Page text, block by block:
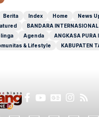
Berita Index Home News
BANDARA
Agenda ANGKASA PURA
& Lifestyle KABUPATEN